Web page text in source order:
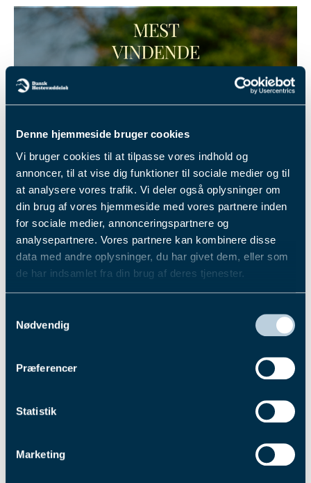
Denne hjemmeside bruger cookies
Vi bruger cookies til at tilpasse vores indhold og
annoncer, til at vise dig funktioner til sociale medier og til
at analysere vores trafik. Vi deler også oplysninger om
din brug af vores hjemmeside med vores partnere inden
for sociale medier, annonceringspartnere og
analysepartnere. Vores partnere kan kombinere disse
data med andre oplysninger, du har givet dem, eller som
de har indsamlet fra din brug af deres tjenester.
personoplysninger i vores privatlivspolitik, som du
Nødvendig
Præferencer
Statistik
Marketing
4. aug. 2026
Løbsstatistikker for top 10 - juli
2026
Sejrene lever videre, når løbene slutter – her kan du se, hvem
der har fundet vej til top 10 i sportens mange kategorier.